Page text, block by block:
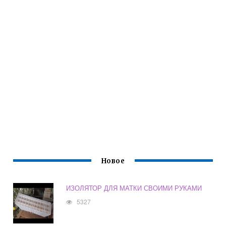
Новое
ИЗОЛЯТОР ДЛЯ МАТКИ СВОИМИ РУКАМИ
5327